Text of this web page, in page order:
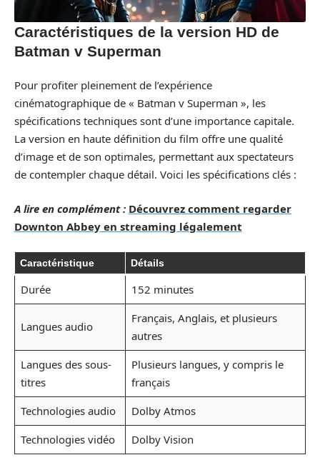
Caractéristiques de la version HD de
Batman v Superman
Pour profiter pleinement de l’expérience
cinématographique de « Batman v Superman », les
spécifications techniques sont d’une importance capitale.
La version en haute définition du film offre une qualité
d’image et de son optimales, permettant aux spectateurs
de contempler chaque détail. Voici les spécifications clés :
A lire en complément : Découvrez comment regarder
Downton Abbey en streaming légalement
Caractéristique Détails
Durée 152 minutes
Langues audio
Français, Anglais, et plusieurs
autres
Langues des sous-
titres
Plusieurs langues, y compris le
français
Technologies audio
Dolby Atmos
Technologies vidéo
Dolby Vision